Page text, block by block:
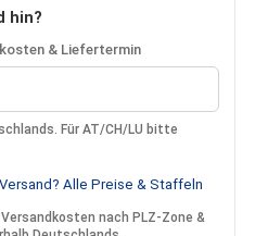
hin?
& Liefertermin
Für AT/CH/LU bitte
Alle Preise & Staffeln
nach PLZ-Zone &